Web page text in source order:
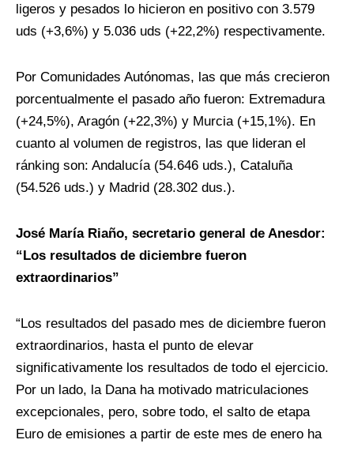
ligeros y pesados lo hicieron en positivo con 3.579
uds (+3,6%) y 5.036 uds (+22,2%) respectivamente.
Por Comunidades Autónomas, las que más crecieron
porcentualmente el pasado año fueron: Extremadura
(+24,5%), Aragón (+22,3%) y Murcia (+15,1%). En
cuanto al volumen de registros, las que lideran el
ránking son: Andalucía (54.646 uds.), Cataluña
(54.526 uds.) y Madrid (28.302 dus.).
José María Riaño, secretario general de Anesdor:
“Los resultados de diciembre fueron
extraordinarios”
“Los resultados del pasado mes de diciembre fueron
extraordinarios, hasta el punto de elevar
significativamente los resultados de todo el ejercicio.
Por un lado, la Dana ha motivado matriculaciones
excepcionales, pero, sobre todo, el salto de etapa
Euro de emisiones a partir de este mes de enero ha